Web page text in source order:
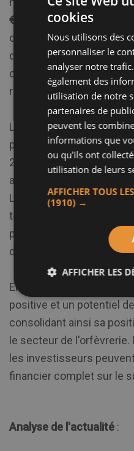
€
en 2024. Cette
combinaison d'un
d'un résultat financier
charge d'impôt quasi
reportables.
Les capitaux propres ont
progrès significatif,
2024 à
(744 000 €)en
augmentations de capital
La
dette financièrea été
tombant à
précédente, illustrant une
dette.
En somme, Odiot S.A
positive et un potentiel
consolidant ainsi sa
le secteur de
les investisseurs
financier complet sur le
Analyse de l'actualité :
cookies
Nous utilisons des
personnaliser le
analyser notre
également des
utilisation de notre
partenaires de
peuvent les
informations que
ou qu'ils ont
utilisation de leurs
AFFICHER TOUS
(1910) →
AFFICHER LES